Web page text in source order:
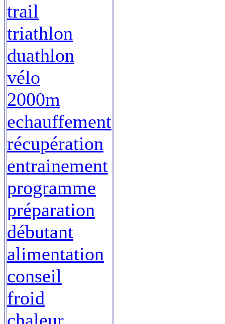
trail
triathlon
duathlon
vélo
2000m
echauffement
récupération
entrainement
programme
préparation
débutant
alimentation
conseil
froid